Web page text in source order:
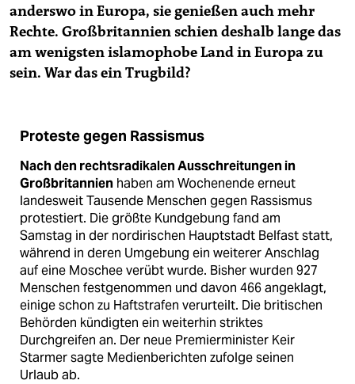
anderswo in Europa, sie genießen auch mehr
Rechte. Großbritannien schien deshalb lange das
am wenigsten islamophobe Land in Europa zu
sein. War das ein Trugbild?
Proteste gegen Rassismus
Nach den rechtsradikalen Ausschreitungen in
Großbritannien haben am Wochenende erneut
landesweit Tausende Menschen gegen Rassismus
protestiert. Die größte Kundgebung fand am
Samstag in der nordirischen Hauptstadt Belfast statt,
während in deren Umgebung ein weiterer Anschlag
auf eine Moschee verübt wurde. Bisher wurden 927
Menschen festgenommen und davon 466 angeklagt,
einige schon zu Haftstrafen verurteilt. Die britischen
Behörden kündigten ein weiterhin striktes
Durchgreifen an. Der neue Premierminister Keir
Starmer sagte Medienberichten zufolge seinen
Urlaub ab.